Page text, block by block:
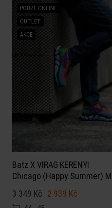
POUZE ONLINE
OUTLET
AKCE
Batz X VIRAG KERENYI
Chicago (Happy Summer)
3 349 Kč 2 939 Kč